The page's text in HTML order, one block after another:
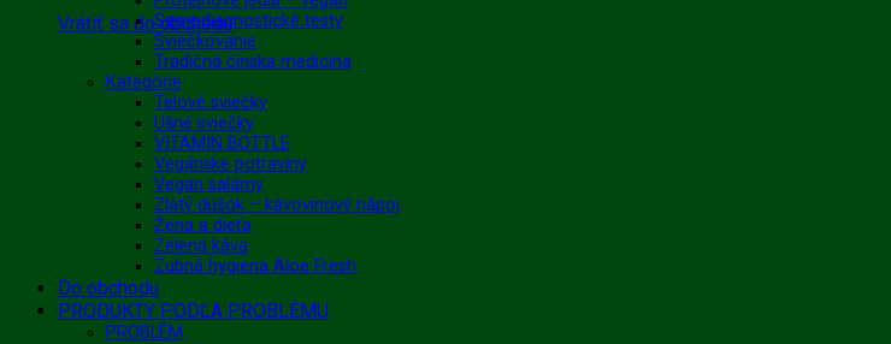
Vrátiť sa do obchoduSamodiagnostické testy
Sviečkovanie
Tradičná čínska medicína
Kategórie
Telové sviečky
Ušné sviečky
VITAMIN BOTTLE
Vegánske potraviny
Vegan salámy
Zlatý dúšok – kávovinový nápoj
Žena a dieťa
Zelená káva
Zubná hygiena Aloe Fresh
Do obchodu
PRODUKTY PODĽA PROBLÉMU
PROBLÉM